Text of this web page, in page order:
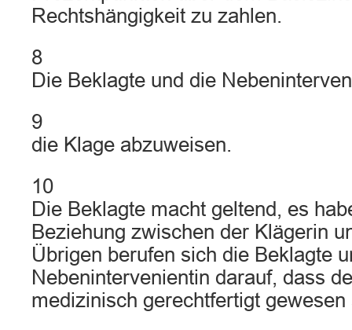
Rechtshängigkeit zu zahlen.
8
Die Beklagte und die
9
die Klage abzuweisen.
10
Die Beklagte macht geltend, es
Beziehung zwischen der Klägerin
Übrigen berufen sich die Beklagte
Nebenintervenientin darauf, dass
medizinisch gerechtfertigt gewesen